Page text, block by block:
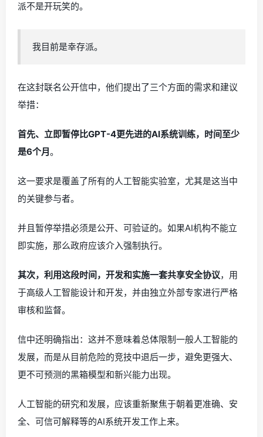
派不是开玩笑的。
我目前是幸存派。
在这封联名公开信中，他们提出了三个方面的需求和建议
举措：
首先、立即暂停比GPT-4更先进的AI系统训练，时间至少
是6个月。
这一要求是覆盖了所有的人工智能实验室，尤其是这当中
的关键参与者。
并且暂停举措必须是公开、可验证的。如果AI机构不能立
即实施，那么政府应该介入强制执行。
其次，利用这段时间，开发和实施一套共享安全协议，用
于高级人工智能设计和开发，并由独立外部专家进行严格
审核和监督。
信中还明确指出：这并不意味着总体限制一般人工智能的
发展，而是从目前危险的竞技中退后一步，避免更强大、
更不可预测的黑箱模型和新兴能力出现。
人工智能的研究和发展，应该重新聚焦于朝着更准确、安
全、可信可解释等的AI系统开发工作上来。